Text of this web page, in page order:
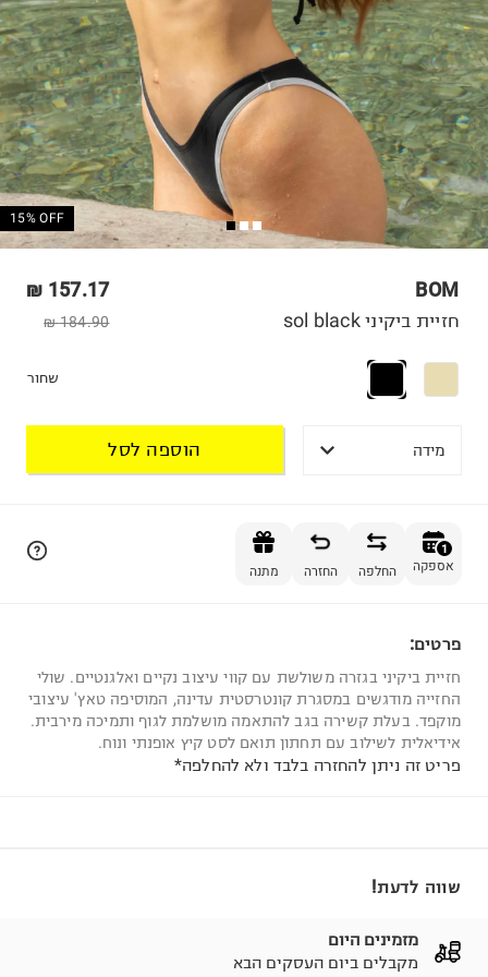
15% OFF
BOM
157.17 ₪
184.90 ₪ חזיית ביקיני sol black
שחור
מידה הוספה לסל
1
אספקה החלפה החזרה מתנה
פרטים:
חזיית ביקיני בגזרה משולשת עם קווי עיצוב נקיים ואלגנטיים. שולי
החזייה מודגשים במסגרת קונטרסטית עדינה, המוסיפה טאץ' עיצובי
מוקפד. בעלת קשירה בגב להתאמה מושלמת לגוף ותמיכה מירבית.
אידיאלית לשילוב עם תחתון תואם לסט קיץ אופנתי ונוח.
פריט זה ניתן להחזרה בלבד ולא להחלפה*
שווה לדעת!
מזמינים היום
מקבלים ביום העסקים הבא